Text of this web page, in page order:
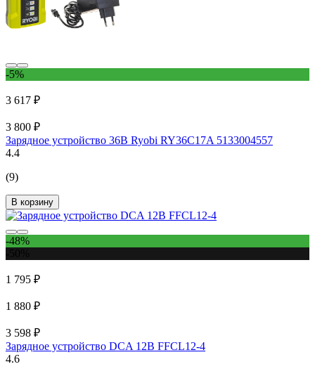
-5%
3 617 ₽
3 800 ₽
Зарядное устройство 36В Ryobi RY36C17A 5133004557
4.4
(9)
В корзину
-48%
1 795 ₽
1 880 ₽
3 598 ₽
Зарядное устройство DCA 12В FFCL12-4
4.6